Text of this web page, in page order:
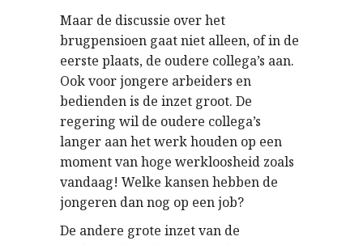
Maar de discussie over het
brugpensioen gaat niet alleen, of in de
eerste plaats, de oudere collega’s aan.
Ook voor jongere arbeiders en
bedienden is de inzet groot. De
regering wil de oudere collega’s
langer aan het werk houden op een
moment van hoge werkloosheid zoals
vandaag! Welke kansen hebben de
jongeren dan nog op een job?
De andere grote inzet van de